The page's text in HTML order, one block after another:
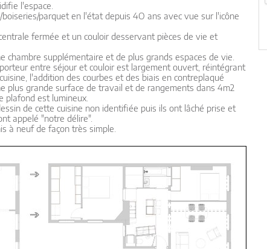
l'espace.
parquet en l'état depuis 4O ans avec vue sur l'icône
fermée et un couloir desservant pièces de vie et
chambre supplémentaire et de plus grands espaces de vie.
entre séjour et couloir est largement ouvert, réintégrant
l'addition des courbes et des biais en contreplaqué
plus grande surface de travail et de rangements dans 4m2
plafond est lumineux.
de cette cuisine non identifiée puis ils ont lâché prise et
appelé "notre délire".
à neuf de façon très simple.